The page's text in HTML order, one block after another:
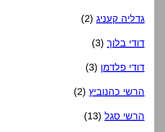
גדליה קעניג (2)
דודי בלוך (3)
דודי פלדמן (3)
הרשי כהנוביץ (2)
הרשי סגל (13)